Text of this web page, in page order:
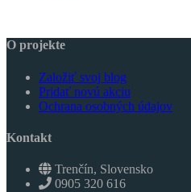
O projekte
Založiť svoj blog
Pridať novú akciu
Ochrana osobných údajov
Kontakt
Trenčín, Slovensko
0905 320 616